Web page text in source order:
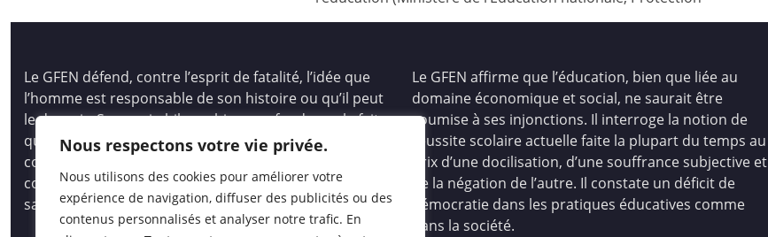
Nous respectons votre vie privée.
Nous utilisons des cookies pour améliorer votre
expérience de navigation, diffuser des publicités ou des
contenus personnalisés et analyser notre trafic. En
Le GFEN défend, contre l’esprit de fatalité, l’idée que
l’homme est responsable de son histoire ou qu’il peut
le devenir. Son pari philosophique se fonde sur le fait
que tous les hommes, les enfants des hommes,
comme les peuples, ont des capacités immenses pour
comprendre et créer, pour auto-socio-construire un
savoir vivant et opératoire.
Le GFEN affirme que l’éducation, bien que liée au
domaine économique et social, ne saurait être
soumise à ses injonctions. Il interroge la notion de
réussite scolaire actuelle faite la plupart du temps au
prix d’une docilisation, d’une souffrance subjective et
de la négation de l’autre. Il constate un déficit de
démocratie dans les pratiques éducatives comme
dans la société.